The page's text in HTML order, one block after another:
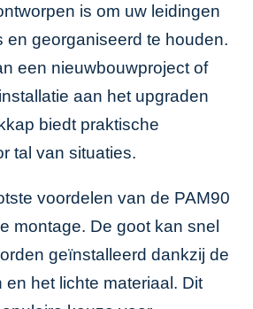
is om uw leidingen
en georganiseerd te houden.
een nieuwbouwproject of
aan het upgraden
biedt praktische
tal van situaties.
voordelen van de PAM90
montage. De goot kan snel
geïnstalleerd dankzij de
en het lichte materiaal. Dit